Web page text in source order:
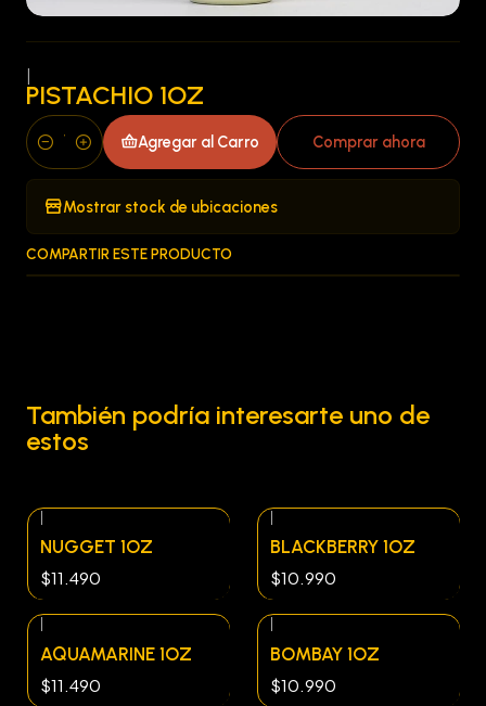
PISTACHIO 1OZ
Cantidad
Agregar al Carro Comprar ahora
Mostrar stock de ubicaciones
COMPARTIR ESTE PRODUCTO
También podría interesarte uno de
estos
NUGGET 1OZ
$11.490
BLACKBERRY 1OZ
$10.990
AQUAMARINE 1OZ
$11.490
BOMBAY 1OZ
$10.990